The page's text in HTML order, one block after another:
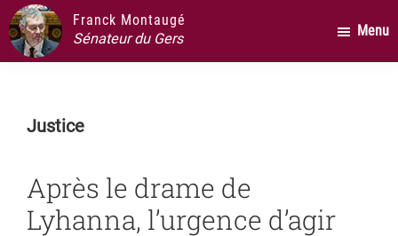
Passer
au
contenu
Passer
la
latérale
Passer
au
pied
page
Franck Montaugé
Sénateur du Gers
Menu
Justice
Après le drame de
Lyhanna, l’urgence d’agir